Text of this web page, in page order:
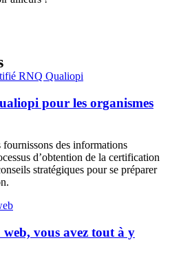
pour les organismes
des informations
d’obtention de la certification
stratégiques pour se préparer
web, vous avez tout à y